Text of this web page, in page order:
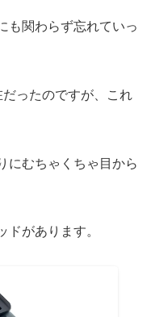
も関わらず忘れていっ
ったのですが、これ
にむちゃくちゃ目から
ドがあります。